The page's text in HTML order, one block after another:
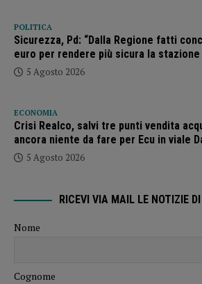
POLITICA
Sicurezza, Pd: “Dalla Regione fatti
euro per rendere più sicura la stazione
5 Agosto 2026
ECONOMIA
Crisi Realco, salvi tre punti vendita
ancora niente da fare per Ecu in viale
5 Agosto 2026
RICEVI VIA MAIL LE NOTIZIE
Nome
Cognome